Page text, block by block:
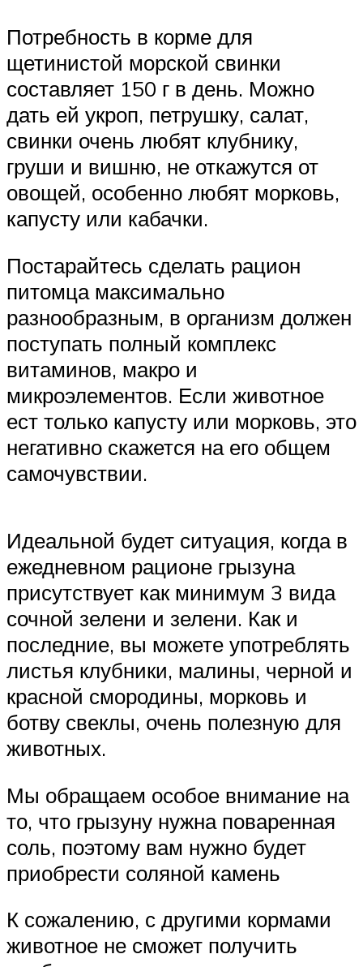
Потребность в корме для
щетинистой морской свинки
составляет 150 г в день. Можно
дать ей укроп, петрушку, салат,
свинки очень любят клубнику,
груши и вишню, не откажутся от
овощей, особенно любят морковь,
капусту или кабачки.
Постарайтесь сделать рацион
питомца максимально
разнообразным, в организм должен
поступать полный комплекс
витаминов, макро и
микроэлементов. Если животное
ест только капусту или морковь, это
негативно скажется на его общем
самочувствии.
Идеальной будет ситуация, когда в
ежедневном рационе грызуна
присутствует как минимум 3 вида
сочной зелени и зелени. Как и
последние, вы можете употреблять
листья клубники, малины, черной и
красной смородины, морковь и
ботву свеклы, очень полезную для
животных.
Мы обращаем особое внимание на
то, что грызуну нужна поваренная
соль, поэтому вам нужно будет
приобрести соляной камень
К сожалению, с другими кормами
животное не сможет получить